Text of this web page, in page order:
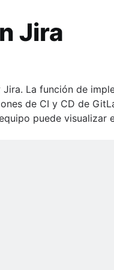
Jira
transformaciones ágiles y
empresas de la lista
La función de
de CI y CD de
puede visualizar